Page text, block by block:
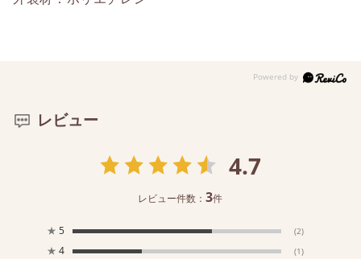
レビュー
4.7
レビュー件数：3件
★ 5 (2)
★ 4 (1)